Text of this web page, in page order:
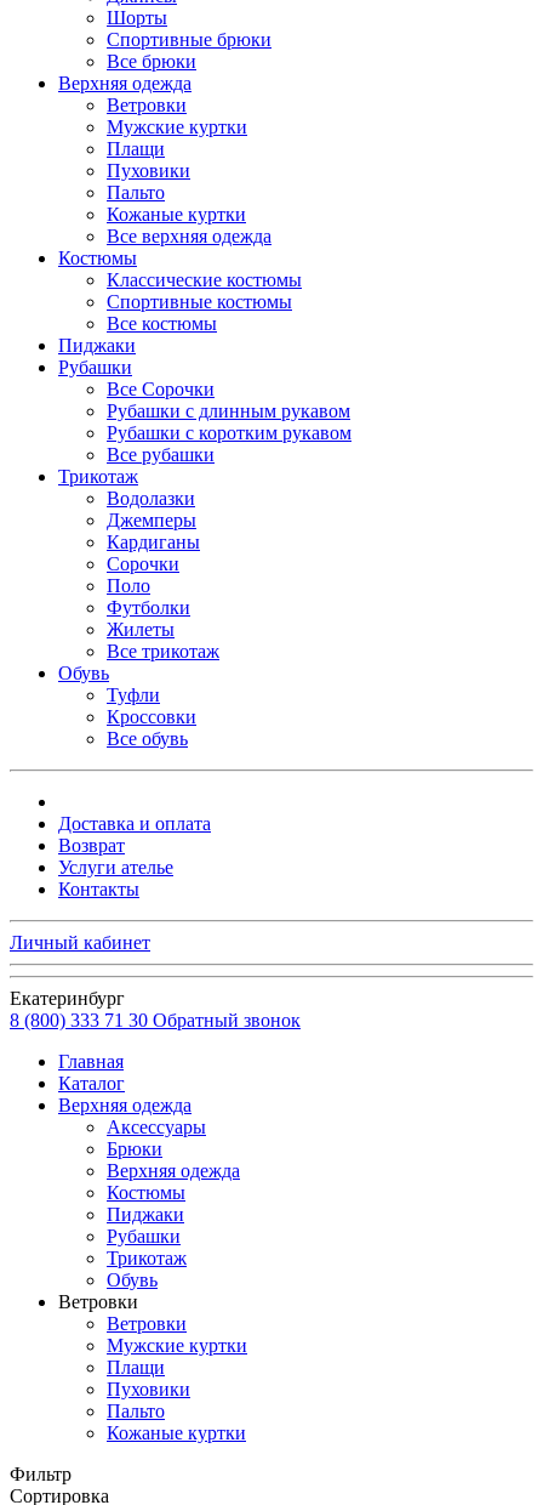
Шорты
Спортивные брюки
Все брюки
Верхняя одежда
Ветровки
Мужские куртки
Плащи
Пуховики
Пальто
Кожаные куртки
Все верхняя одежда
Костюмы
Классические костюмы
Спортивные костюмы
Все костюмы
Пиджаки
Рубашки
Все Сорочки
Рубашки с длинным рукавом
Рубашки с коротким рукавом
Все рубашки
Трикотаж
Водолазки
Джемперы
Кардиганы
Сорочки
Поло
Футболки
Жилеты
Все трикотаж
Обувь
Туфли
Кроссовки
Все обувь
Доставка и оплата
Возврат
Услуги ателье
Контакты
Личный кабинет
Екатеринбург
8 (800) 333 71 30 Обратный звонок
Главная
Каталог
Верхняя одежда
Аксессуары
Брюки
Верхняя одежда
Костюмы
Пиджаки
Рубашки
Трикотаж
Обувь
Ветровки
Ветровки
Мужские куртки
Плащи
Пуховики
Пальто
Кожаные куртки
Фильтр
Сортировка